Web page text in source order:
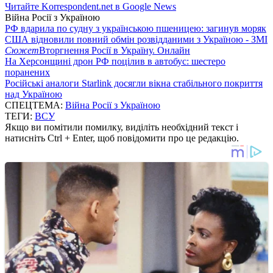
Читайте Korrespondent.net в Google News
Війна Росії з Україною
РФ вдарила по судну з українською пшеницею: загинув моряк
США відновили повний обмін розвідданими з Україною - ЗМІ
СюжетВторгнення Росії в Україну. Онлайн
На Херсонщині дрон РФ поцілив в автобус: шестеро
поранених
Російські аналоги Starlink досягли вікна стабільного покриття
над Україною
СПЕЦТЕМА: Війна Росії з Україною
ТЕГИ: ВСУ
Якщо ви помітили помилку, виділіть необхідний текст і
натисніть Ctrl + Enter, щоб повідомити про це редакцію.